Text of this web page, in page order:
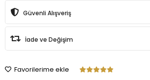
Güvenli Alışveriş
İade ve Değişim
Favorilerime ekle